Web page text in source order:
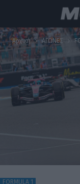
Αρχική ΑΓΩΝΕΣ
FORMULA 1